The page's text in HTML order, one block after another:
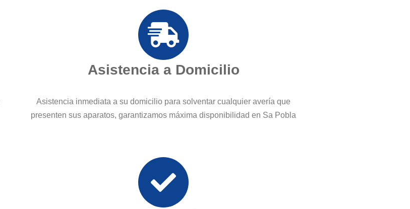
Asistencia a Domicilio
Asistencia inmediata a su domicilio para solventar cualquier avería que
presenten sus aparatos, garantizamos máxima disponibilidad en Sa Pobla